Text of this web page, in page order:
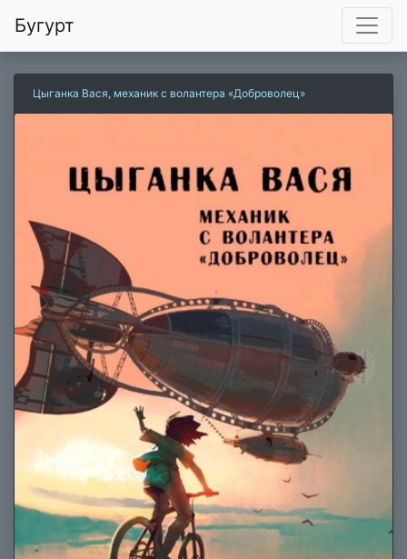
Бугурт
Цыганка Вася, механик с волантера «Доброволец»